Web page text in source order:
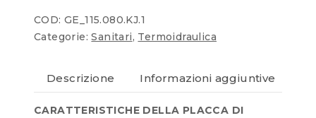
COD: GE_115.080.KJ.1
Categorie:Sanitari, Termoidraulica
Descrizione Informazioni aggiuntive
CARATTERISTICHE DELLA PLACCA DI